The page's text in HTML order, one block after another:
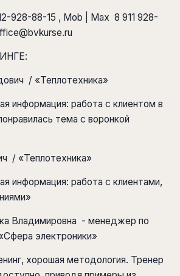
928-88-15 , Mob | Max 8 911 928-
/ «Теплотехника»
информация: работа с клиентом в
тема с воронкой
/ «Теплотехника»
информация: работа с клиентами,
Владимировна - менеджер по
электроники»
хорошая методология. Тренер